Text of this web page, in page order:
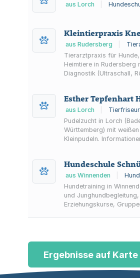
aus Lorch
Kleintierpraxis
aus Rudersberg
Tierarztpraxis für
Heimtiere in Rudersberg
Diagnostik (Ultraschall,
Ernährungsberatung und
zu Hausbesuchen.
aus Lorch
Tierfriseur
Pudelzucht in Lorch
Württemberg) mit
Kleinpudeln.
Galerie/Diashow und
Hundeschule
aus Winnenden
Hundetraining in
und Junghundbegleitung,
Erziehungskurse,
Rehabilitation.
Ergebnisse auf Karte